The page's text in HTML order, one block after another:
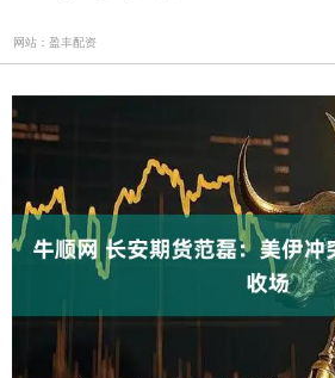
网站：盈丰配资